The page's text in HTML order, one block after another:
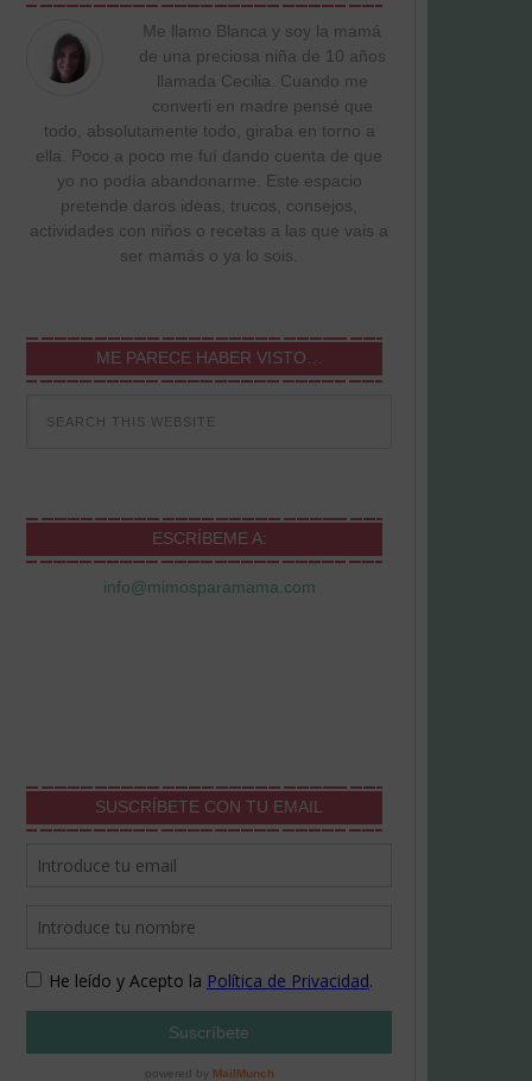
Me llamo Blanca y soy la mamá
de una preciosa niña de 10 años
llamada Cecilia. Cuando me
converti en madre pensé que
todo, absolutamente todo, giraba en torno a
ella. Poco a poco me fuí dando cuenta de que
yo no podía abandonarme. Este espacio
pretende daros ideas, trucos, consejos,
actividades con niños o recetas a las que vais a
ser mamás o ya lo sois.
ME PARECE HABER VISTO…
ESCRÍBEME A:
info@mimosparamama.com
SUSCRÍBETE CON TU EMAIL